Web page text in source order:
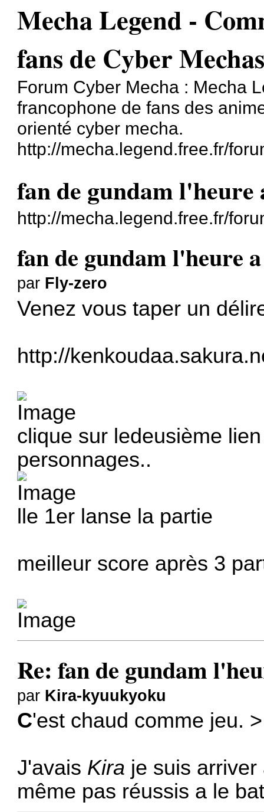
Mecha Legend -
fans de Cyber
Forum Cyber Mecha : Mecha
francophone de fans des
orienté cyber mecha.
http://mecha.legend.free.fr/
fan de gundam l'heure
http://mecha.legend.free.fr/
fan de gundam l'heure
par Fly-zero
Venez vous taper un
http://
clique sur ledeusième
personnages..
lle 1er lanse la partie
meilleur score après 3
Re: fan de gundam
par Kira-kyuukyoku
C'est chaud comme jeu.
J'avais Kira je suis
même pas réussis a le